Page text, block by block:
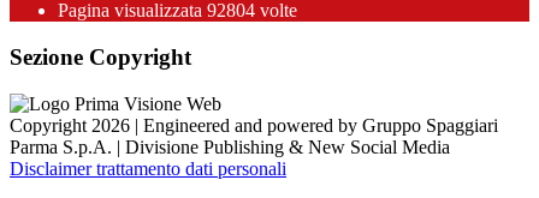
Pagina visualizzata 92804 volte
Sezione Copyright
Copyright 2026 | Engineered and powered by Gruppo Spaggiari
Parma S.p.A. | Divisione Publishing & New Social Media
Disclaimer trattamento dati personali